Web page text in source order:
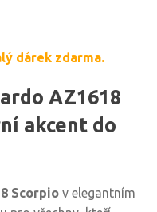
dárek zdarma.
AZ1618
akcent do
Scorpio v elegantním